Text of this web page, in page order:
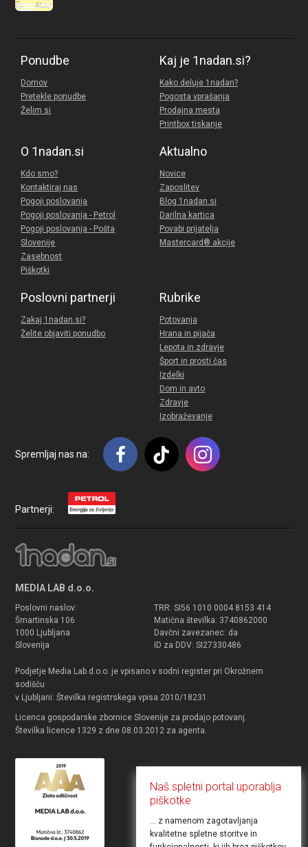
Ponudbe
Domov
Pretekle ponudbe
Želim si
Kaj je 1nadan.si?
Kako deluje 1nadan?
Pogosta vprašanja
Prodajna mesta
Printbox tiskanje
O 1nadan.si
Kdo smo?
Kontaktiraj nas
Pogoji poslovanja
Pogoji poslovanja - Petrol
Pogoji poslovanja - Pošta
Slovenije
Zasebnost
Piškotki
Aktualno
Novice
Zaposlitev
Blog 1nadan.si
Darilna kartica
Povabi prijatelja
Mastercard® akcije
Poslovni partnerji
Zakaj 1nadan.si?
Želite objaviti ponudbo
Rubrike
Potovanja
Hrana in pijača
Lepota in zdravje
Šport in prosti čas
Izdelki
Dom in avto
Zdravje
Izobraževanje
Spremljaj nas na:
Partnerji:
MEDIA LAB d.o.o.
Poslovni naslov:
Šmartinska 106
1000 Ljubljana
Slovenija
TRR: SI56 1010 0004 8153 414
Matična številka: 3740862000
Davčni zavezanec: da
ID za DDV: SI27330486
Podjetje Media Lab d.o.o. je vpisano v sodni register pri Okrožnem
sodišču
v Ljubljani: Številka registrskega vpisa 2010/18231.
Licenca gospodarske zbornice Slovenije za prodajo potovanj.
Številka licence 1329 z dne 08.03.2012 za agenta.
Naš spletni portal uporablja
piškotke
... z namenom zagotavljanja
kvalitetne spletne storitve in